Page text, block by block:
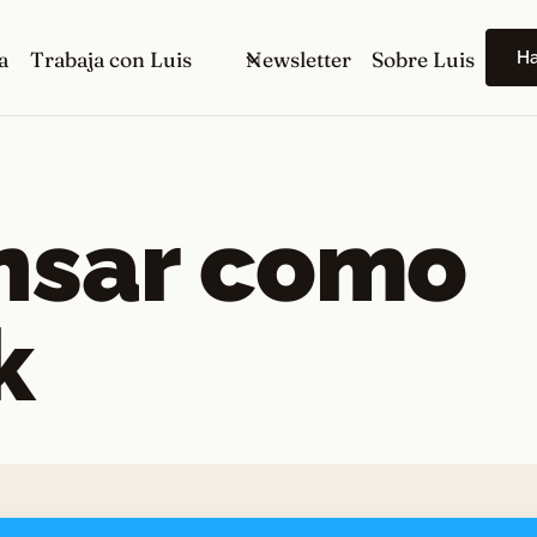
Trabaja con Luis Newsletter Sobre Luis
como